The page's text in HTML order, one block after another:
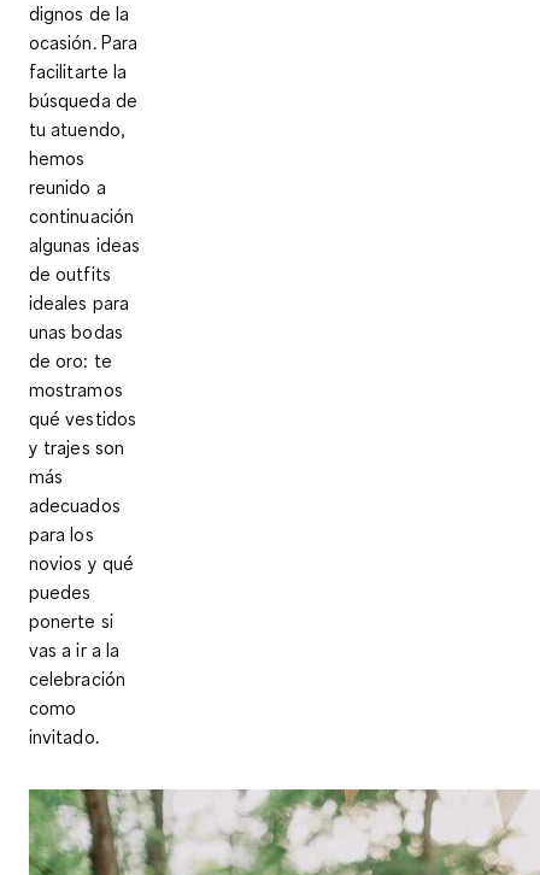
dignos de la
ocasión. Para
facilitarte la
búsqueda de
tu atuendo,
hemos
reunido a
continuación
algunas ideas
de outfits
ideales para
unas bodas
de oro: te
mostramos
qué vestidos
y trajes son
más
adecuados
para los
novios y qué
puedes
ponerte si
vas a ir a la
celebración
como
invitado.